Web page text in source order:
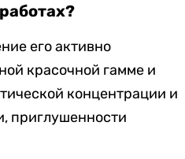
его активно
красочной гамме и
концентрации и
приглушенности